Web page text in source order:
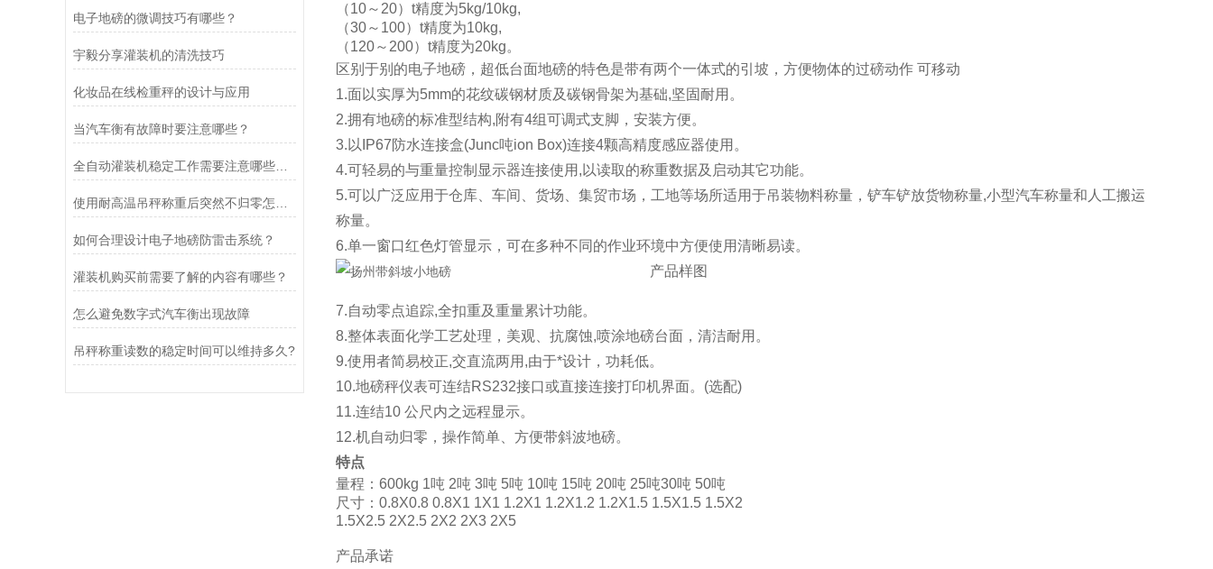
电子地磅的微调技巧有哪些？
宇毅分享灌装机的清洗技巧
化妆品在线检重秤的设计与应用
当汽车衡有故障时要注意哪些？
全自动灌装机稳定工作需要注意哪些方面？
如何合理设计电子地磅防雷击系统？
灌装机购买前需要了解的内容有哪些？
怎么避免数字式汽车衡出现故障
吊秤称重读数的稳定时间可以维持多久?
（10～20）t精度为5kg/10kg,
（30～100）t精度为10kg,
（120～200）t精度为20kg。
区别于别的电子地磅，超低台面地磅的特色是带有两个一体式的引坡，方便物体的过磅动作 可移动
1.面以实厚为5mm的花纹碳钢材质及碳钢骨架为基础,坚固耐用。
2.拥有地磅的标准型结构,附有4组可调式支脚，安装方便。
3.以IP67防水连接盒(Junc吨ion Box)连接4颗高精度感应器使用。
4.可轻易的与重量控制显示器连接使用,以读取的称重数据及启动其它功能。
5.可以广泛应用于仓库、车间、货场、集贸市场，工地等场所适用于吊装物料称量，铲车铲放货物称量,小型汽车称量和人工搬运
称量。
6.单一窗口红色灯管显示，可在多种不同的作业环境中方便使用清晰易读。
产品样图
7.自动零点追踪,全扣重及重量累计功能。
8.整体表面化学工艺处理，美观、抗腐蚀,喷涂地磅台面，清洁耐用。
9.使用者简易校正,交直流两用,由于*设计，功耗低。
10.地磅秤仪表可连结RS232接口或直接连接打印机界面。(选配)
11.连结10 公尺内之远程显示。
12.机自动归零，操作简单、方便带斜波地磅。
特点
量程：600kg 1吨 2吨 3吨 5吨 10吨 15吨 20吨 25吨30吨 50吨
尺寸：0.8X0.8 0.8X1 1X1 1.2X1 1.2X1.2 1.2X1.5 1.5X1.5 1.5X2
1.5X2.5 2X2.5 2X2 2X3 2X5
产品承诺